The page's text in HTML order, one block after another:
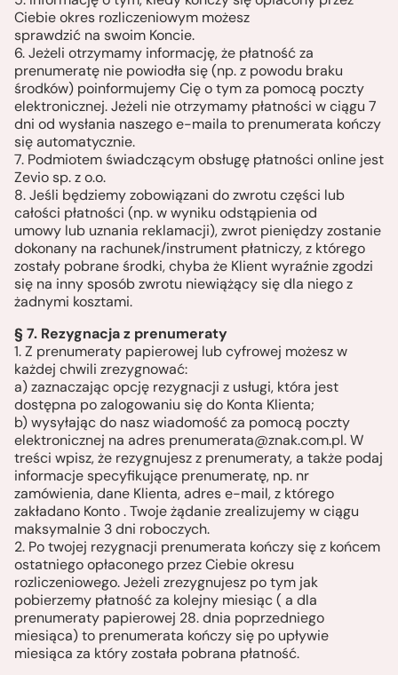
Ciebie okres rozliczeniowym możesz
sprawdzić na swoim Koncie.
6. Jeżeli otrzymamy informację, że płatność za
prenumeratę nie powiodła się (np. z powodu braku
środków) poinformujemy Cię o tym za pomocą poczty
elektronicznej. Jeżeli nie otrzymamy płatności w ciągu 7
dni od wysłania naszego e-maila to prenumerata kończy
się automatycznie.
7. Podmiotem świadczącym obsługę płatności online jest
Zevio sp. z o.o.
8. Jeśli będziemy zobowiązani do zwrotu części lub
całości płatności (np. w wyniku odstąpienia od
umowy lub uznania reklamacji), zwrot pieniędzy zostanie
dokonany na rachunek/instrument płatniczy, z którego
zostały pobrane środki, chyba że Klient wyraźnie zgodzi
się na inny sposób zwrotu niewiążący się dla niego z
żadnymi kosztami.
§ 7. Rezygnacja z prenumeraty
1. Z prenumeraty papierowej lub cyfrowej możesz w
każdej chwili zrezygnować:
a) zaznaczając opcję rezygnacji z usługi, która jest
dostępna po zalogowaniu się do Konta Klienta;
b) wysyłając do nasz wiadomość za pomocą poczty
elektronicznej na adres prenumerata@znak.com.pl. W
treści wpisz, że rezygnujesz z prenumeraty, a także podaj
informacje specyfikujące prenumeratę, np. nr
zamówienia, dane Klienta, adres e-mail, z którego
zakładano Konto . Twoje żądanie zrealizujemy w ciągu
maksymalnie 3 dni roboczych.
2. Po twojej rezygnacji prenumerata kończy się z końcem
ostatniego opłaconego przez Ciebie okresu
rozliczeniowego. Jeżeli zrezygnujesz po tym jak
pobierzemy płatność za kolejny miesiąc ( a dla
prenumeraty papierowej 28. dnia poprzedniego
miesiąca) to prenumerata kończy się po upływie
miesiąca za który została pobrana płatność.